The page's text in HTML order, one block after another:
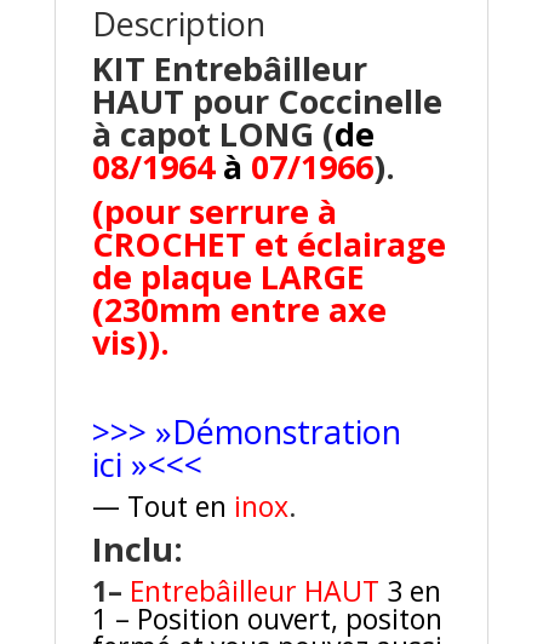
Description
KIT Entrebâilleur
HAUT pour Coccinelle
à capot LONG (de
08/1964à 07/1966).
(pour serrure à
CROCHET et éclairage
de plaque LARGE
(230mm entre axe
vis)).
>>> »Démonstration
ici »<<<
— Tout en inox.
Inclu:
1– Entrebâilleur HAUT 3 en
1 – Position ouvert, positon